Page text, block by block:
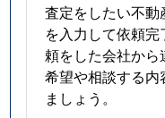
査定をしたい不
を入力して依頼
頼をした会社から
希望や相談する内
ましょう。